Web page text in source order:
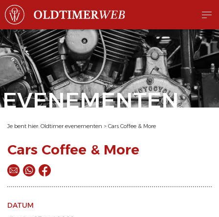
EVENEMENTEN
Je bent hier: Oldtimer evenementen > Cars Coffee & More
Cars Coffee & More
DATUM